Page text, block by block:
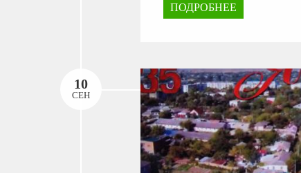
ПОДРОБНЕЕ
10
СЕН